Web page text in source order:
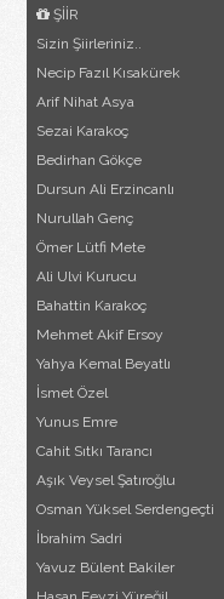
ŞİİR
Sizin Şiirleriniz..
Necip Fazıl Kısakürek
Arif Nihat Asya
Sezai Karakoç
Bedirhan Gökçe
Dursun Ali Erzincanlı
Nurullah Genç
Ömer Lütfi Mete
Ali Ulvi Kurucu
Bahattin Karakoç
Mehmet Akif Ersoy
Yahya Kemal Beyatlı
İsmet Özel
Yunus Emre
Cahit Sıtkı Tarancı
Aşık Veysel Şatıroğlu
Osman Yüksel Serdengeçti
İbrahim Sadri
Yavuz Bülent Bakiler